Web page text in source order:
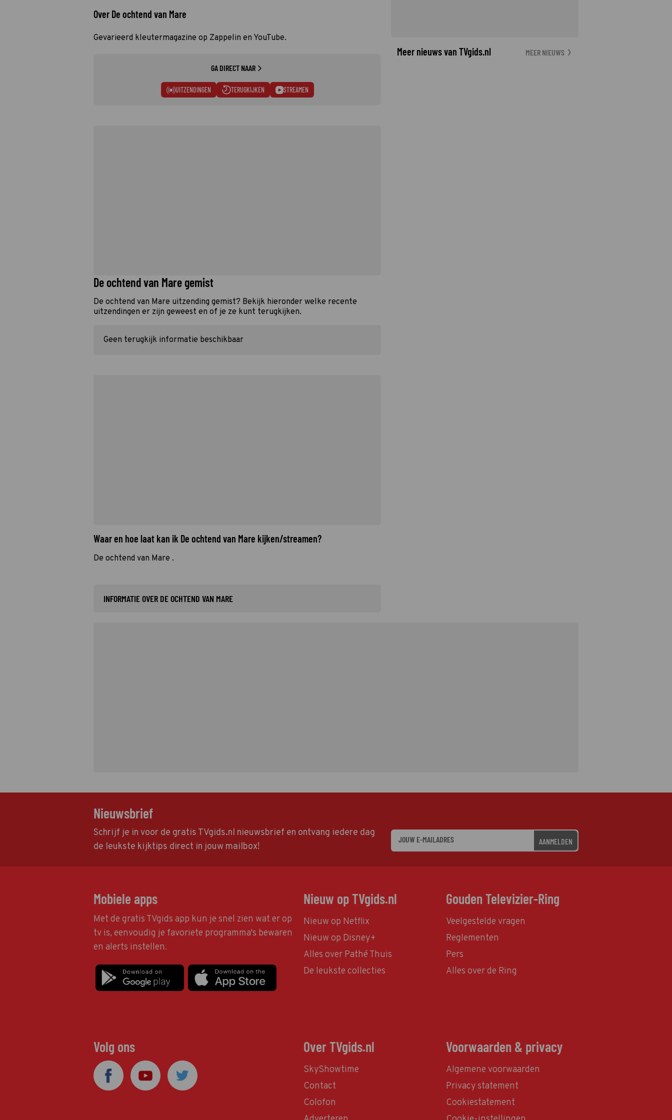
Over De ochtend van Mare
Gevarieerd kleutermagazine op Zappelin en YouTube.
GA DIRECT NAAR
UITZENDINGEN TERUGKIJKEN STREAMEN
De ochtend van Mare gemist
De ochtend van Mare uitzending gemist? Bekijk hieronder welke recente
uitzendingen er zijn geweest en of je ze kunt terugkijken.
Geen terugkijk informatie beschikbaar
Waar en hoe laat kan ik De ochtend van Mare kijken/streamen?
De ochtend van Mare .
INFORMATIE OVER DE OCHTEND VAN MARE
Meer nieuws van TVgids.nl MEER NIEUWS
Nieuwsbrief
Schrijf je in voor de gratis TVgids.nl nieuwsbrief en ontvang iedere dag
de leukste kijktips direct in jouw mailbox!
AANMELDEN
Mobiele apps
Met de gratis TVgids app kun je snel zien wat er op
tv is, eenvoudig je favoriete programma's bewaren
en alerts instellen.
Nieuw op TVgids.nl
Nieuw op Netflix
Nieuw op Disney+
Alles over Pathé Thuis
De leukste collecties
Gouden Televizier-Ring
Veelgestelde vragen
Reglementen
Pers
Alles over de Ring
Volg ons Over TVgids.nl
SkyShowtime
Contact
Colofon
Voorwaarden & privacy
Algemene voorwaarden
Privacy statement
Cookiestatement